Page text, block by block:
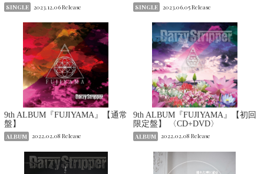
SINGLE 2023.12.06 Release SINGLE 2023.06.05 Release
9th ALBUM『FUJIYAMA』【通常
盤】
ALBUM 2022.02.08 Release
9th ALBUM『FUJIYAMA』【初回
限定盤】 〈CD+DVD〉
ALBUM 2022.02.08 Release